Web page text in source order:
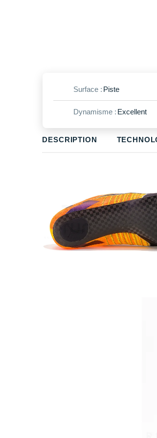
DESCRIPTION
Surface : Piste
Dynamisme : Excellent